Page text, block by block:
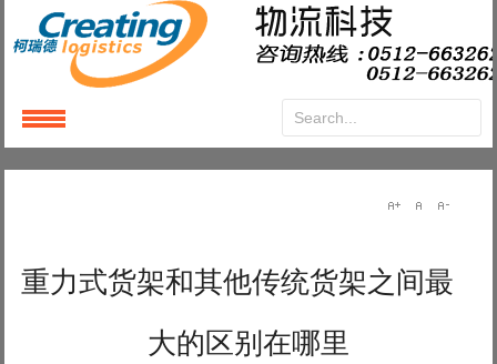
重力式货架和其他传统货架之间最
大的区别在哪里
LoginorRegister